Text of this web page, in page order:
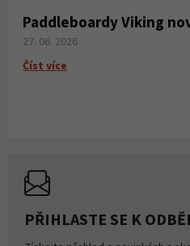
Paddleboardy Viking
27. 06. 2026
Číst více
PŘIHLASTE SE K